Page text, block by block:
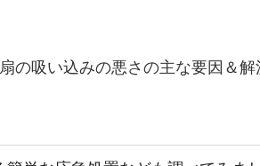
の吸い込みの悪さの主な要因＆解